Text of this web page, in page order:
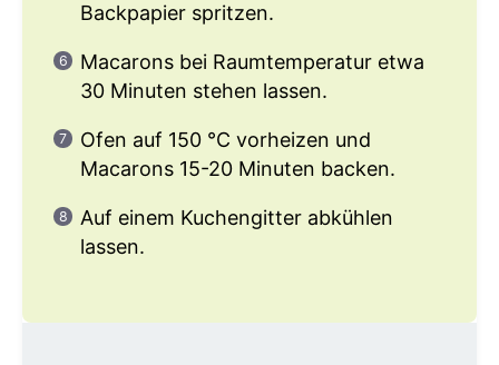
Backpapier spritzen.
Macarons bei Raumtemperatur etwa
30 Minuten stehen lassen.
Ofen auf 150 °C vorheizen und
Macarons 15-20 Minuten backen.
Auf einem Kuchengitter abkühlen
lassen.